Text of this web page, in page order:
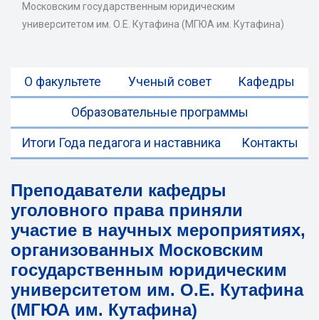
Московским государственным юридическим
университетом им. О.Е. Кутафина (МГЮА им. Кутафина)
О факультете Ученый совет Кафедры
Образовательные программы
Итоги Года педагога и наставника Контакты
Преподаватели кафедры
уголовного права приняли
участие в научных мероприятиях,
организованных Московским
государственным юридическим
университетом им. О.Е. Кутафина
(МГЮА им. Кутафина)